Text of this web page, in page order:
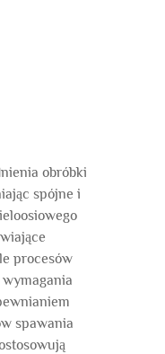
obróbki
spójne i
procesów
spawania